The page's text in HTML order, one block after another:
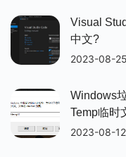
Visual
中文?
2023-08-25
Windows
Temp临时
2023-08-12